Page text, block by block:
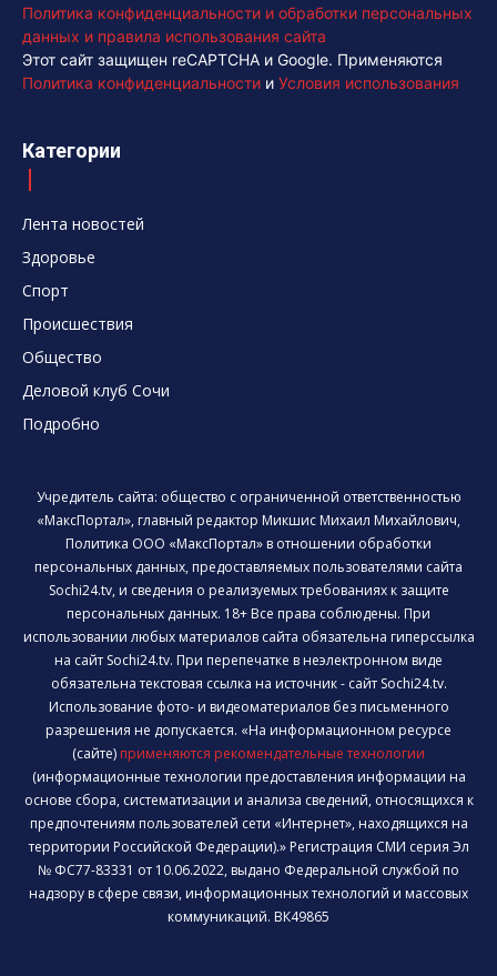
Политика конфиденциальности и обработки персональных
данных и правила использования сайта
Этот сайт защищен reCAPTCHA и Google. Применяются
Политика конфиденциальности и Условия использования
Категории
Лента новостей
Здоровье
Спорт
Происшествия
Общество
Деловой клуб Сочи
Подробно
Учредитель сайта: общество с ограниченной ответственностью
«МаксПортал», главный редактор Микшис Михаил Михайлович,
Политика ООО «МаксПортал» в отношении обработки
персональных данных, предоставляемых пользователями сайта
Sochi24.tv, и сведения о реализуемых требованиях к защите
персональных данных. 18+ Все права соблюдены. При
использовании любых материалов сайта обязательна гиперссылка
на сайт Sochi24.tv. При перепечатке в неэлектронном виде
обязательна текстовая ссылка на источник - сайт Sochi24.tv.
Использование фото- и видеоматериалов без письменного
разрешения не допускается. «На информационном ресурсе
(сайте) применяются рекомендательные технологии
(информационные технологии предоставления информации на
основе сбора, систематизации и анализа сведений, относящихся к
предпочтениям пользователей сети «Интернет», находящихся на
территории Российской Федерации).» Регистрация СМИ серия Эл
№ ФС77-83331 от 10.06.2022, выдано Федеральной службой по
надзору в сфере связи, информационных технологий и массовых
коммуникаций. ВК49865